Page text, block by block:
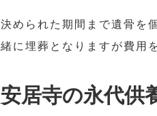
決められた期間まで遺骨を
緒に埋葬となりますが費用
安居寺の永代供